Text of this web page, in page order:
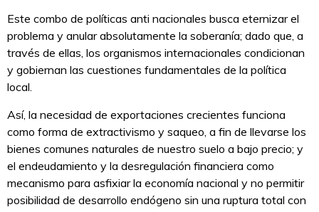
Este combo de políticas anti nacionales busca eternizar el
problema y anular absolutamente la soberanía; dado que, a
través de ellas, los organismos internacionales condicionan
y gobiernan las cuestiones fundamentales de la política
local.
Así, la necesidad de exportaciones crecientes funciona
como forma de extractivismo y saqueo, a fin de llevarse los
bienes comunes naturales de nuestro suelo a bajo precio; y
el endeudamiento y la desregulación financiera como
mecanismo para asfixiar la economía nacional y no permitir
posibilidad de desarrollo endógeno sin una ruptura total con